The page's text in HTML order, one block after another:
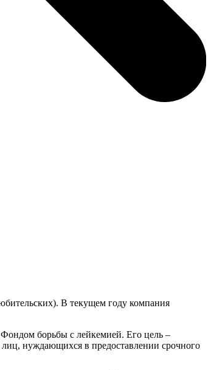
В текущем году компания
борьбы с лейкемией. Его цель –
лиц, нуждающихся в предоставлении срочного